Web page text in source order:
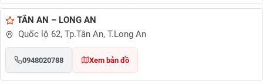
TÂN AN – LONG AN
Quốc lộ 62, Tp.Tân An, T.Long An
0948020788 Xem bản đồ